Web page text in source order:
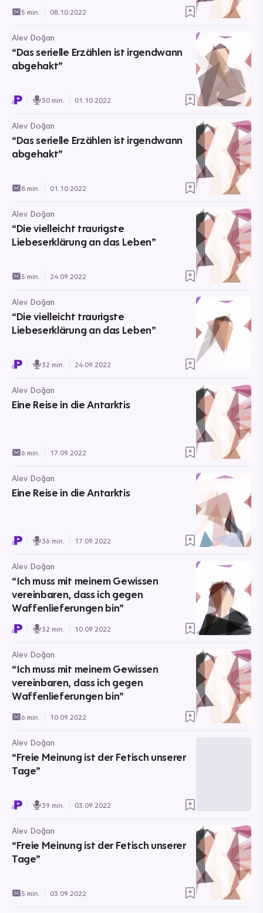
5 min. 08.10.2022
Alev Doğan
“Das serielle Erzählen ist irgendwann
abgehakt”
30 min. 01.10.2022
Alev Doğan
“Das serielle Erzählen ist irgendwann
abgehakt”
8 min. 01.10.2022
Alev Doğan
“Die vielleicht traurigste
Liebeserklärung an das Leben”
5 min. 24.09.2022
Alev Doğan
“Die vielleicht traurigste
Liebeserklärung an das Leben”
32 min. 24.09.2022
Alev Doğan
Eine Reise in die Antarktis
6 min. 17.09.2022
Alev Doğan
Eine Reise in die Antarktis
36 min. 17.09.2022
Alev Doğan
“Ich muss mit meinem Gewissen
vereinbaren, dass ich gegen
Waffenlieferungen bin”
32 min. 10.09.2022
Alev Doğan
“Ich muss mit meinem Gewissen
vereinbaren, dass ich gegen
Waffenlieferungen bin”
6 min. 10.09.2022
Alev Doğan
“Freie Meinung ist der Fetisch unserer
Tage”
39 min. 03.09.2022
Alev Doğan
“Freie Meinung ist der Fetisch unserer
Tage”
5 min. 03.09.2022